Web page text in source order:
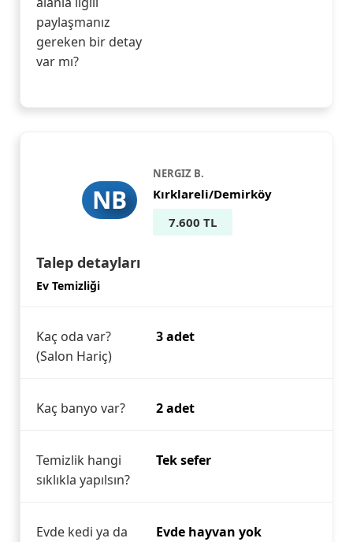
paylaşmanız
gereken bir detay
var mı?
NB
NERGIZ B.
Kırklareli/Demirköy
7.600 TL
Talep detayları
Ev Temizliği
Kaç oda var?
(Salon Hariç)
3 adet
Kaç banyo var? 2 adet
Temizlik hangi
sıklıkla yapılsın?
Tek sefer
Evde kedi ya da
Evde hayvan yok